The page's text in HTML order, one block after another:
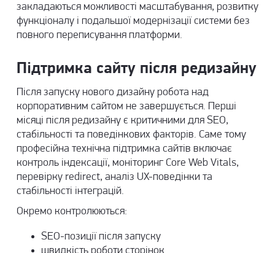
закладаються можливості масштабування, розвитку
функціоналу і подальшої модернізації системи без
повного переписування платформи.
Підтримка сайту після редизайну
Після запуску нового дизайну робота над
корпоративним сайтом не завершується. Перші
місяці після редизайну є критичними для SEO,
стабільності та поведінкових факторів. Саме тому
професійна технічна підтримка сайтів включає
контроль індексації, моніторинг Core Web Vitals,
перевірку redirect, аналіз UX-поведінки та
стабільності інтеграцій.
Окремо контролюються:
SEO-позиції після запуску